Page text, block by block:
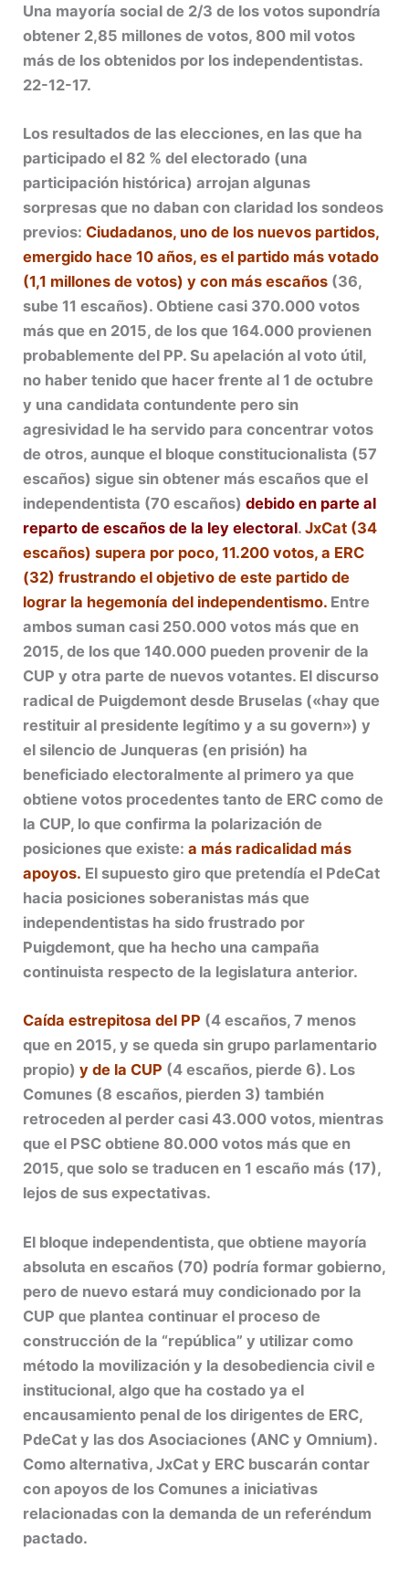
Una mayoría social de 2/3 de los votos supondría
obtener 2,85 millones de votos, 800 mil votos
más de los obtenidos por los independentistas.
22-12-17.
Los resultados de las elecciones, en las que ha
participado el 82 % del electorado (una
participación histórica) arrojan algunas
sorpresas que no daban con claridad los sondeos
previos:Ciudadanos, uno de los nuevos partidos,
emergido hace 10 años, es el partido más votado
(1,1 millones de votos) y con más escaños (36,
sube 11 escaños). Obtiene casi 370.000 votos
más que en 2015, de los que 164.000 provienen
probablemente del PP. Su apelación al voto útil,
no haber tenido que hacer frente al 1 de octubre
y una candidata contundente pero sin
agresividad le ha servido para concentrar votos
de otros, aunque el bloque constitucionalista (57
escaños) sigue sin obtener más escaños que el
independentista (70 escaños)debido en parte al
reparto de escaños de la ley electoral.JxCat (34
escaños) supera por poco, 11.200 votos, a ERC
(32) frustrando el objetivo de este partido de
lograr la hegemonía del independentismo. Entre
ambos suman casi 250.000 votos más que en
2015, de los que 140.000 pueden provenir de la
CUP y otra parte de nuevos votantes. El discurso
radical de Puigdemont desde Bruselas («hay que
restituir al presidente legítimo y a su govern») y
el silencio de Junqueras (en prisión) ha
beneficiado electoralmente al primero ya que
obtiene votos procedentes tanto de ERC como de
la CUP, lo que confirma la polarización de
posiciones que existe:a más radicalidad más
apoyos. El supuesto giro que pretendía el PdeCat
hacia posiciones soberanistas más que
independentistas ha sido frustrado por
Puigdemont, que ha hecho una campaña
continuista respecto de la legislatura anterior.
Caída estrepitosa del PP (4 escaños, 7 menos
que en 2015, y se queda sin grupo parlamentario
propio)y de la CUP (4 escaños, pierde 6). Los
Comunes (8 escaños, pierden 3) también
retroceden al perder casi 43.000 votos, mientras
que el PSC obtiene 80.000 votos más que en
2015, que solo se traducen en 1 escaño más (17),
lejos de sus expectativas.
El bloque independentista, que obtiene mayoría
absoluta en escaños (70) podría formar gobierno,
pero de nuevo estará muy condicionado por la
CUP que plantea continuar el proceso de
construcción de la “república” y utilizar como
método la movilización y la desobediencia civil e
institucional, algo que ha costado ya el
encausamiento penal de los dirigentes de ERC,
PdeCat y las dos Asociaciones (ANC y Omnium).
Como alternativa, JxCat y ERC buscarán contar
con apoyos de los Comunes a iniciativas
relacionadas con la demanda de un referéndum
pactado.